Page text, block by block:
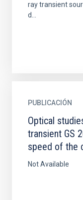
ray transient
d...
PUBLICACIÓN
Optical
transient GS
speed of the
Not Available